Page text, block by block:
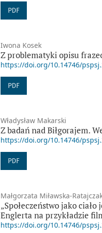
PDF
Iwona Kosek
Z problematyki opisu
https://doi.org/10.14746/
PDF
Władysław Makarski
Z badań nad Biłgorajem.
https://doi.org/10.14746/
PDF
Małgorzata Miławska-
„Społeczeństwo jako
Englerta na przykładzie
https://doi.org/10.14746/